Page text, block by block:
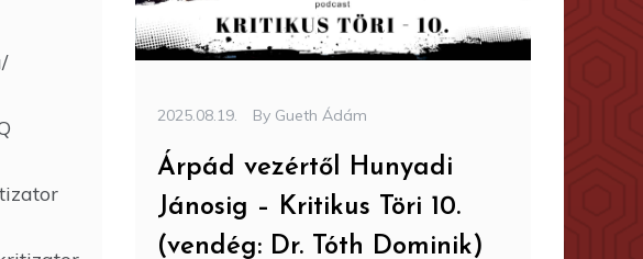
2025.08.19. By Gueth Ádám
Árpád vezértől Hunyadi
Jánosig – Kritikus Töri 10.
(vendég: Dr. Tóth Dominik)